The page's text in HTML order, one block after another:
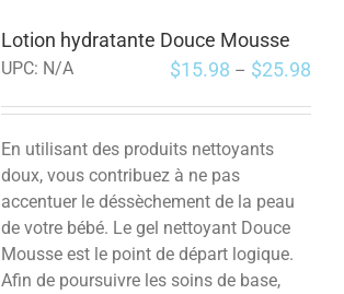
Lotion hydratante Douce Mousse
UPC: N/A $15.98 – $25.98
En utilisant des produits nettoyants
doux, vous contribuez à ne pas
accentuer le déssèchement de la peau
de votre bébé. Le gel nettoyant Douce
Mousse est le point de départ logique.
Afin de poursuivre les soins de base,